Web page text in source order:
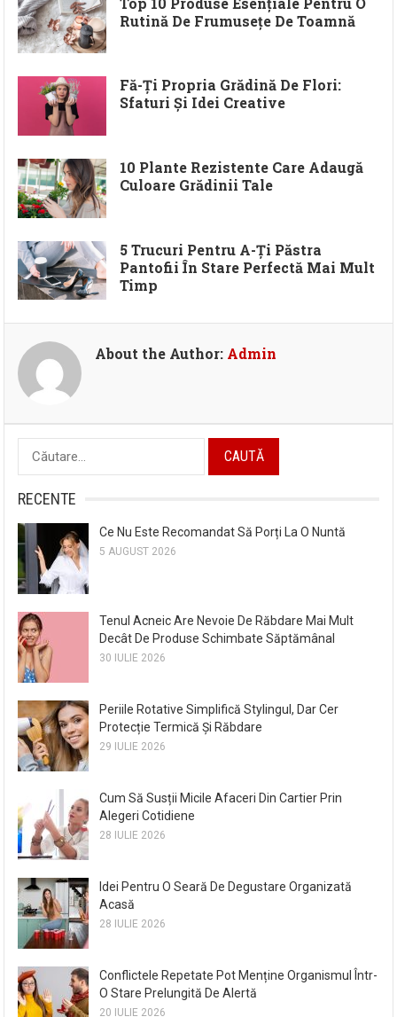
Rutină De Frumusețe De Toamnă
Fă-Ți Propria Grădină De Flori:
Sfaturi Și Idei Creative
10 Plante Rezistente Care Adaugă
Culoare Grădinii Tale
5 Trucuri Pentru A-Ți Păstra
Pantofii În Stare Perfectă Mai Mult
Timp
About the Author: Admin
Caută
după:
RECENTE
Ce Nu Este Recomandat Să Porți La O Nuntă
5 AUGUST 2026
Tenul Acneic Are Nevoie De Răbdare Mai Mult
Decât De Produse Schimbate Săptămânal
30 IULIE 2026
Periile Rotative Simplifică Stylingul, Dar Cer
Protecție Termică Și Răbdare
29 IULIE 2026
Cum Să Susții Micile Afaceri Din Cartier Prin
Alegeri Cotidiene
28 IULIE 2026
Idei Pentru O Seară De Degustare Organizată
Acasă
28 IULIE 2026
Conflictele Repetate Pot Menține Organismul Într-
O Stare Prelungită De Alertă
20 IULIE 2026